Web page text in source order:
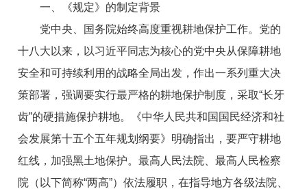
一、《规定》的制定背景
党中央、国务院始终高度重视耕地保护工作。党的
十八大以来，以习近平同志为核心的党中央从保障耕地
安全和可持续利用的战略全局出发，作出一系列重大决
策部署，强调要实行最严格的耕地保护制度，采取“长牙
齿”的硬措施保护耕地。《中华人民共和国国民经济和社
会发展第十五个五年规划纲要》明确指出，要严守耕地
红线，加强黑土地保护。最高人民法院、最高人民检察
院（以下简称“两高”）依法履职，在指导地方各级法院、